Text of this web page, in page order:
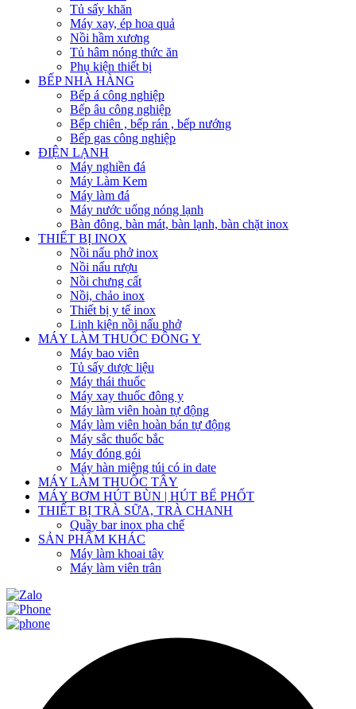
Tủ sấy khăn
Máy xay, ép hoa quả
Nồi hầm xương
Tủ hâm nóng thức ăn
Phụ kiện thiết bị
BẾP NHÀ HÀNG
Bếp á công nghiệp
Bếp âu công nghiệp
Bếp chiên , bếp rán , bếp nướng
Bếp gas công nghiệp
ĐIỆN LẠNH
Máy nghiền đá
Máy Làm Kem
Máy làm đá
Máy nước uống nóng lạnh
Bàn đông, bàn mát, bàn lạnh, bàn chặt inox
THIẾT BỊ INOX
Nồi nấu phở inox
Nồi nấu rượu
Nồi chưng cất
Nồi, chảo inox
Thiết bị y tế inox
Linh kiện nồi nấu phở
MÁY LÀM THUỐC ĐÔNG Y
Máy bao viên
Tủ sấy dược liệu
Máy thái thuốc
Máy xay thuốc đông y
Máy làm viên hoàn tự động
Máy làm viên hoàn bán tự động
Máy sắc thuốc bắc
Máy đóng gói
Máy hàn miệng túi có in date
MÁY LÀM THUỐC TÂY
MÁY BƠM HÚT BÙN | HÚT BỂ PHỐT
THIẾT BỊ TRÀ SỮA, TRÀ CHANH
Quầy bar inox pha chế
SẢN PHẨM KHÁC
Máy làm khoai tây
Máy làm viên trân